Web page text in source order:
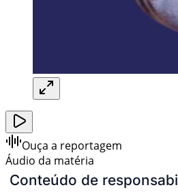
Ouça a reportagem
Áudio da matéria
Conteúdo de